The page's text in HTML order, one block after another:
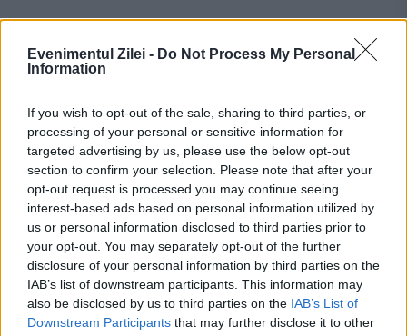
Evenimentul Zilei - Do Not Process My Personal
Information
If you wish to opt-out of the sale, sharing to third parties, or
processing of your personal or sensitive information for
targeted advertising by us, please use the below opt-out
section to confirm your selection. Please note that after your
opt-out request is processed you may continue seeing
interest-based ads based on personal information utilized by
us or personal information disclosed to third parties prior to
your opt-out. You may separately opt-out of the further
disclosure of your personal information by third parties on the
IAB’s list of downstream participants. This information may
also be disclosed by us to third parties on the IAB’s List of
Downstream Participants that may further disclose it to other
Elevii de liceu vor învăța după reguli noi.
Schimbările care intră în vigoare din toamnă
SOCIAL
Evaluarea Națională 2026, criticată dur de un